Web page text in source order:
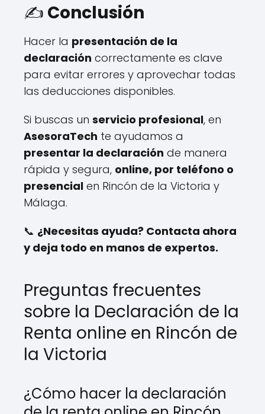
✍️ Conclusión
Hacer la presentación de la
declaración correctamente es clave
para evitar errores y aprovechar todas
las deducciones disponibles.
Si buscas un servicio profesional, en
AsesoraTech te ayudamos a
presentar la declaración de manera
rápida y segura, online, por teléfono o
presencial en Rincón de la Victoria y
Málaga.
📞 ¿Necesitas ayuda? Contacta ahora
y deja todo en manos de expertos.
Preguntas frecuentes
sobre la Declaración de la
Renta online en Rincón de
la Victoria
¿Cómo hacer la declaración